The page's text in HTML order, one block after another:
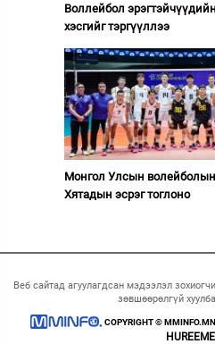
Воллейбол
хэсгийг тэргүүллээ
Монгол Улсын
Хятадын эсрэг тоглоно
Веб сайтад агуулагдсан мэдээлэл
зөвшөөрөлгүй
COPYRIGHT © MMINFO.MN